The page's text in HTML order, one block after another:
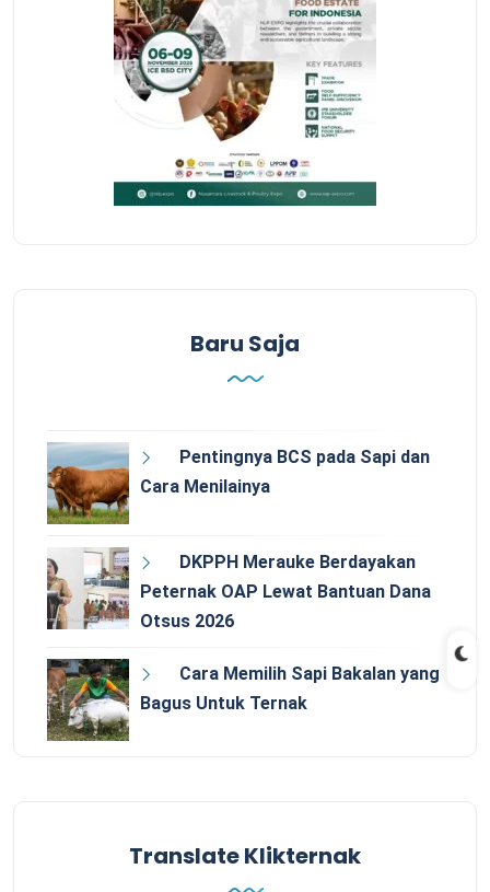
Baru Saja
Pentingnya BCS pada Sapi dan
Cara Menilainya
DKPPH Merauke Berdayakan
Peternak OAP Lewat Bantuan Dana
Otsus 2026
Cara Memilih Sapi Bakalan yang
Bagus Untuk Ternak
Translate Klikternak